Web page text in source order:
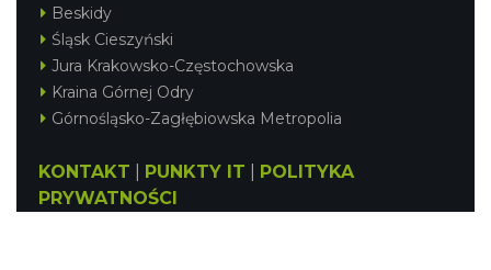
Beskidy
Śląsk Cieszyński
Jura Krakowsko-Częstochowska
Kraina Górnej Odry
Górnośląsko-Zagłębiowska Metropolia
KONTAKT PUNKTY IT
POLITYKA
PRYWATNOŚCI